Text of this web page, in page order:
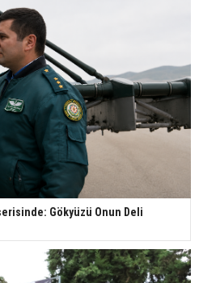
Gökyüzü Onun Deli